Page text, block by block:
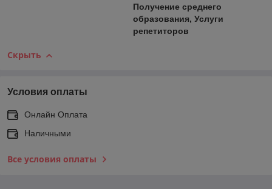
Получение среднего
образования, Услуги
репетиторов
Скрыть
Условия оплаты
Онлайн Оплата
Наличными
Все условия оплаты